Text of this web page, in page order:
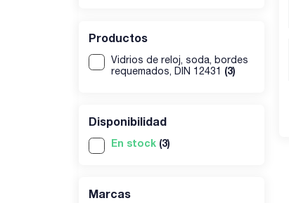
Productos
Vidrios de reloj, soda, bordes
requemados, DIN 12431 (3)
Disponibilidad
En stock (3)
Marcas